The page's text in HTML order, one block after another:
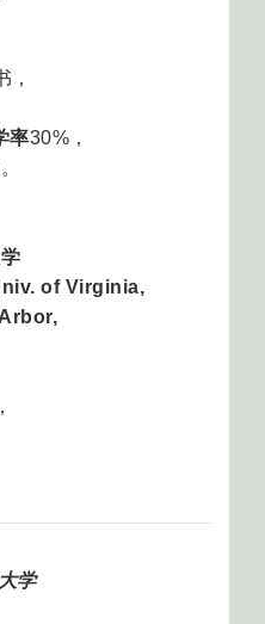
，
率30%，
of Virginia,
学